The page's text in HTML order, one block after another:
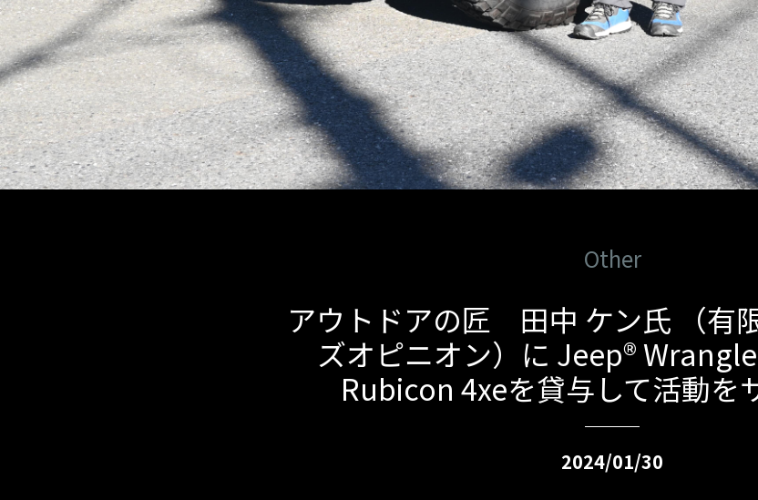
Other
アウトドアの匠 田中 ケン氏 （有
ズオピニオン）に Jeep®
Rubicon 4xeを貸与して活動を
2024/01/30